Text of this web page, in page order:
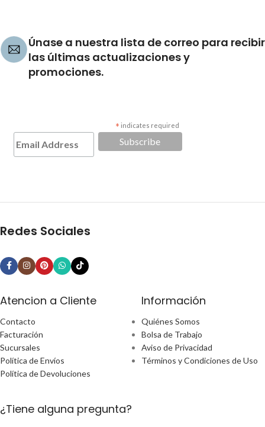
Únase a nuestra lista de correo para recibir
las últimas actualizaciones y
promociones.
* indicates required
Redes Sociales
Atencion a Cliente
Contacto
Facturación
Sucursales
Política de Envíos
Política de Devoluciones
Información
Quiénes Somos
Bolsa de Trabajo
Aviso de Privacidad
Términos y Condiciones de Uso
¿Tiene alguna pregunta?